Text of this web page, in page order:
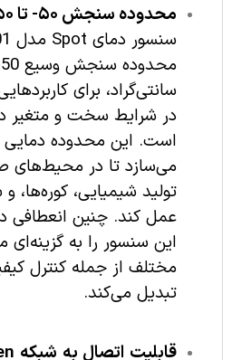
محدوده سنجش ۵۰- تا ۲۵۰ درجه سانتی‌گراد:
سانتی‌گراد، برای
در شرایط سخت و متغیر
است. این محدوده دمایی
می‌سازد تا در محیط‌های
تولید شیمیایی، کوره‌ها،
عمل کند. چنین
این سنسور را به گزینه‌ای
مختلف از جمله کنترل
تبدیل می‌کند.
قابلیت اتصال به شبکه CANopen: